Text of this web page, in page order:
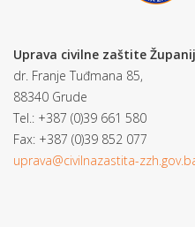
Uprava civilne zaštite
dr. Franje Tuđmana 85,
88340 Grude
Tel.: +387 (0)39 661 580
Fax: +387 (0)39 852 077
uprava@civilnazastita-